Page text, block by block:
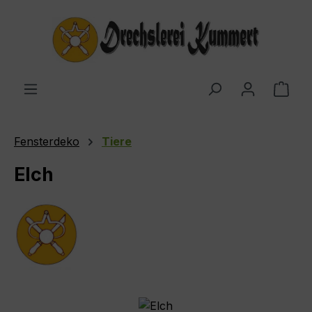
Zum Hauptinhalt springen
Fensterdeko Tiere
Elch
Bildergalerie überspringen